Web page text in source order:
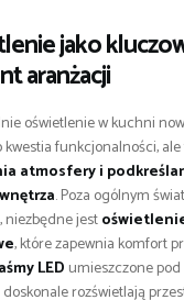
jako
aranżacji
oświetlenie w kuchni
kwestia funkcjonalności,
atmosfery i
. Poza ogólnym
niezbędne jest
, które zapewnia komfort
LED umieszczone
rozświetlają